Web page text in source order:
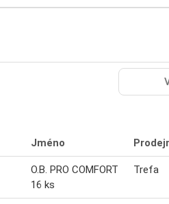
Jméno
O.B. PRO COMFORT
16 ks
Trefa